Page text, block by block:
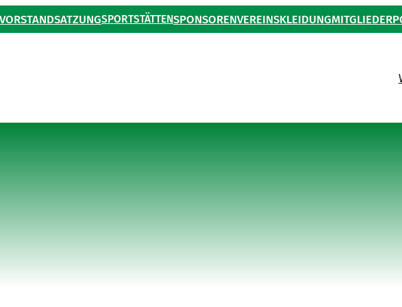
VORSTANDSATZUNGSPORTSTÄTTENSPONSORENVEREINSKLEIDUNG